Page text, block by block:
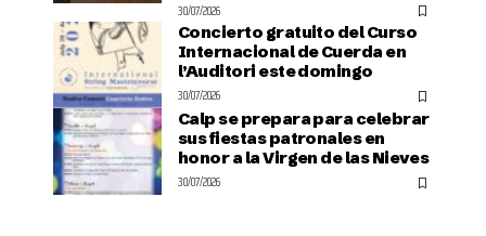
30/07/2026
Concierto gratuito del Curso
Internacional de Cuerda en
l’Auditori este domingo
30/07/2026
Calp se prepara para celebrar
sus fiestas patronales en
honor a la Virgen de las Nieves
30/07/2026